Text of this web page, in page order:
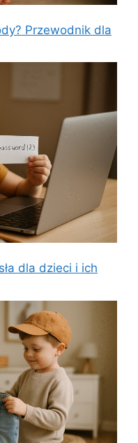
Przewodnik dla
dla dzieci i ich